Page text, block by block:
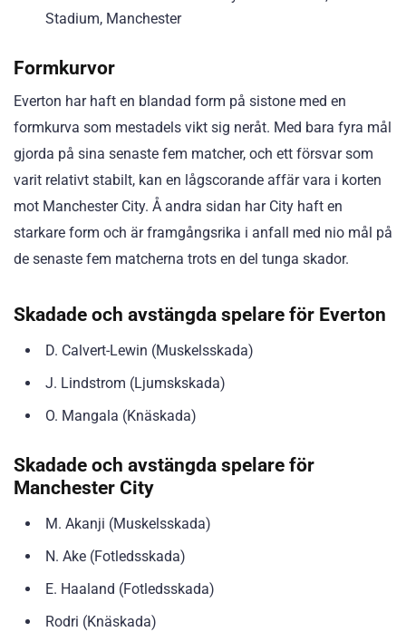
Stadium, Manchester
Formkurvor
Everton har haft en blandad form på sistone med en
formkurva som mestadels vikt sig neråt. Med bara fyra mål
gjorda på sina senaste fem matcher, och ett försvar som
varit relativt stabilt, kan en lågscorande affär vara i korten
mot Manchester City. Å andra sidan har City haft en
starkare form och är framgångsrika i anfall med nio mål på
de senaste fem matcherna trots en del tunga skador.
Skadade och avstängda spelare för Everton
D. Calvert-Lewin (Muskelsskada)
J. Lindstrom (Ljumskskada)
O. Mangala (Knäskada)
Skadade och avstängda spelare för
Manchester City
M. Akanji (Muskelsskada)
N. Ake (Fotledsskada)
E. Haaland (Fotledsskada)
Rodri (Knäskada)